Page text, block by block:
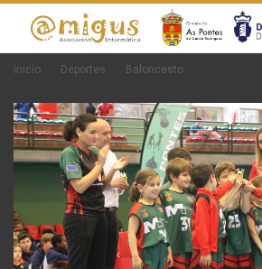
Inicio Deportes Baloncesto